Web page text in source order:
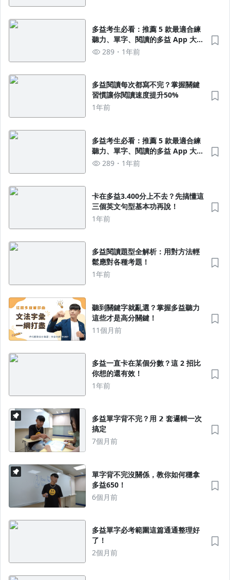
多益考生必看：推薦 5 款最適合練
聽力、單字、閱讀的多益 App 大公
開！289 1年前
多益閱讀每次都寫不完？掌握關鍵
習慣讓你閱讀速度提升50%
1年前
多益考生必看：推薦 5 款最適合練
聽力、單字、閱讀的多益 App 大公
開！289 1年前
卡在多益3.400分上不去？先搞懂這
三個英文句型基本功再說！
1年前
多益閱讀題型全解析：用對方法輕
鬆應對各種考題！
1年前
聽到關鍵字就亂選？掌握多益聽力
這些才是高分關鍵！
11個月前
多益一直卡在某個分數？這 2 招比
你想的還有效！
1年前
多益單字背不完？用 𝟮 套邏輯一次
搞定
7個月前
單字背不完沒關係，教你如何穩拿
多益650！
6個月前
多益單字必考範圍這篇通通整理好
了！
2個月前
沒有待播放的清單
去逛逛